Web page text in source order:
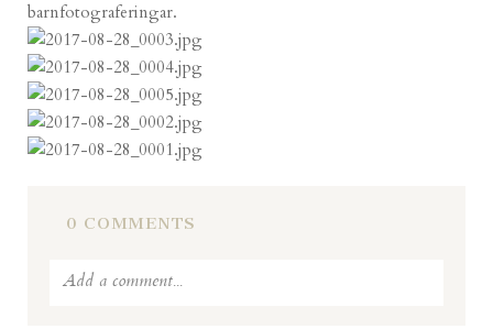
barnfotograferingar.
0 COMMENTS
Add a comment...